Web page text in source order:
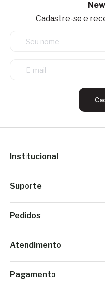
Cadastre-se e
Institucional
Suporte
Pedidos
Atendimento
Pagamento